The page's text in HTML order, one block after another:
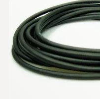
• 1台で流速、流
目を測定。
• 標準のTFTディ
同時に表示する圧
• 最高のシステム
アルアナログ、ま
• 熱量測定原理に
EU
取扱説明